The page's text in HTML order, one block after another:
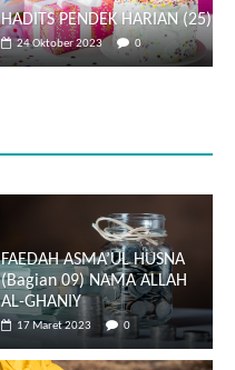
HADITS PENDEK HARIAN (25)
24 Oktober 2023 0
FAEDAH ASMA’UL HUSNA
(Bagian 09) NAMA ALLAH
AL-GHANIY
17 Maret 2023 0